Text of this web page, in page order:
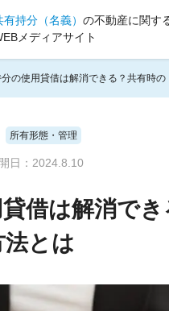
有持分（名義） の不動産に関す
メディアサイト
の使用貸借は解消できる？共有時
所有形態・管理
日： 2024.8.10
借は解消で
とは